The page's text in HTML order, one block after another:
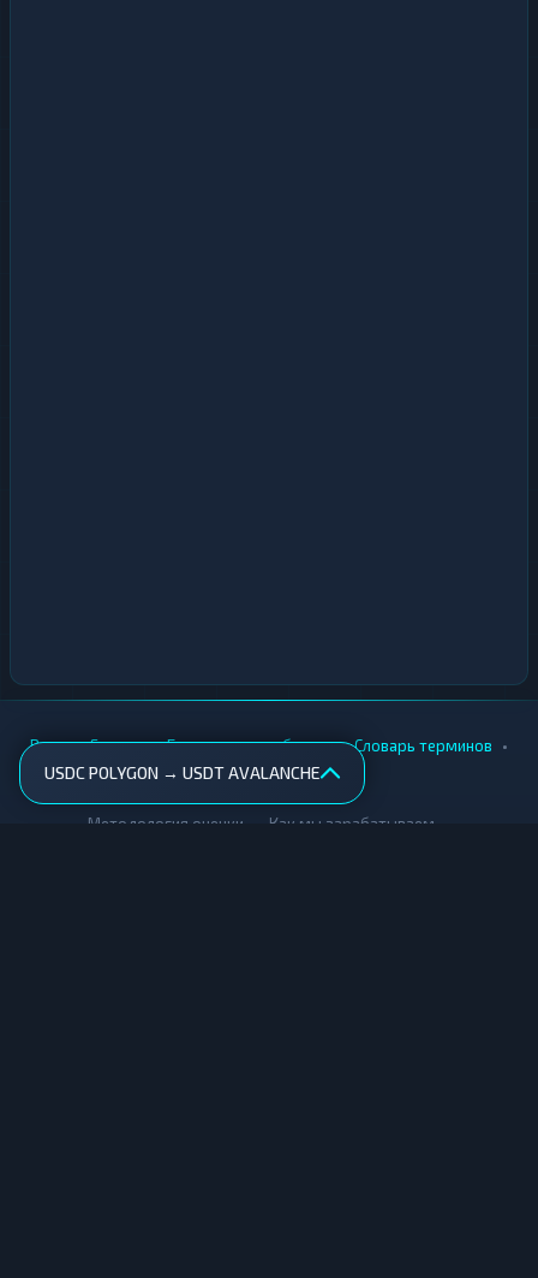
USDC POLYGON → USDT AVALANCHE
Вики • Города • Безопасность обмена • Словарь терминов •
AML-проверка
Методология оценки Как мы зарабатываем